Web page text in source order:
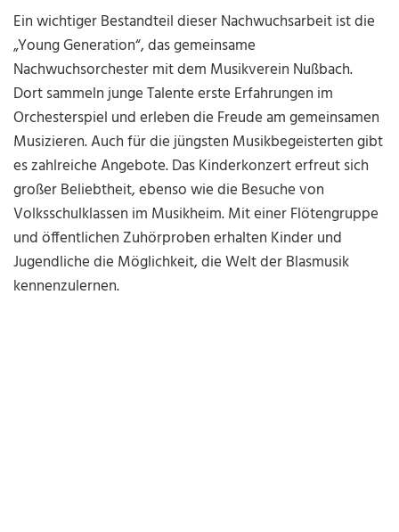
Ein wichtiger Bestandteil dieser Nachwuchsarbeit ist die
„Young Generation“, das gemeinsame
Nachwuchsorchester mit dem Musikverein Nußbach.
Dort sammeln junge Talente erste Erfahrungen im
Orchesterspiel und erleben die Freude am gemeinsamen
Musizieren. Auch für die jüngsten Musikbegeisterten gibt
es zahlreiche Angebote. Das Kinderkonzert erfreut sich
großer Beliebtheit, ebenso wie die Besuche von
Volksschulklassen im Musikheim. Mit einer Flötengruppe
und öffentlichen Zuhörproben erhalten Kinder und
Jugendliche die Möglichkeit, die Welt der Blasmusik
kennenzulernen.